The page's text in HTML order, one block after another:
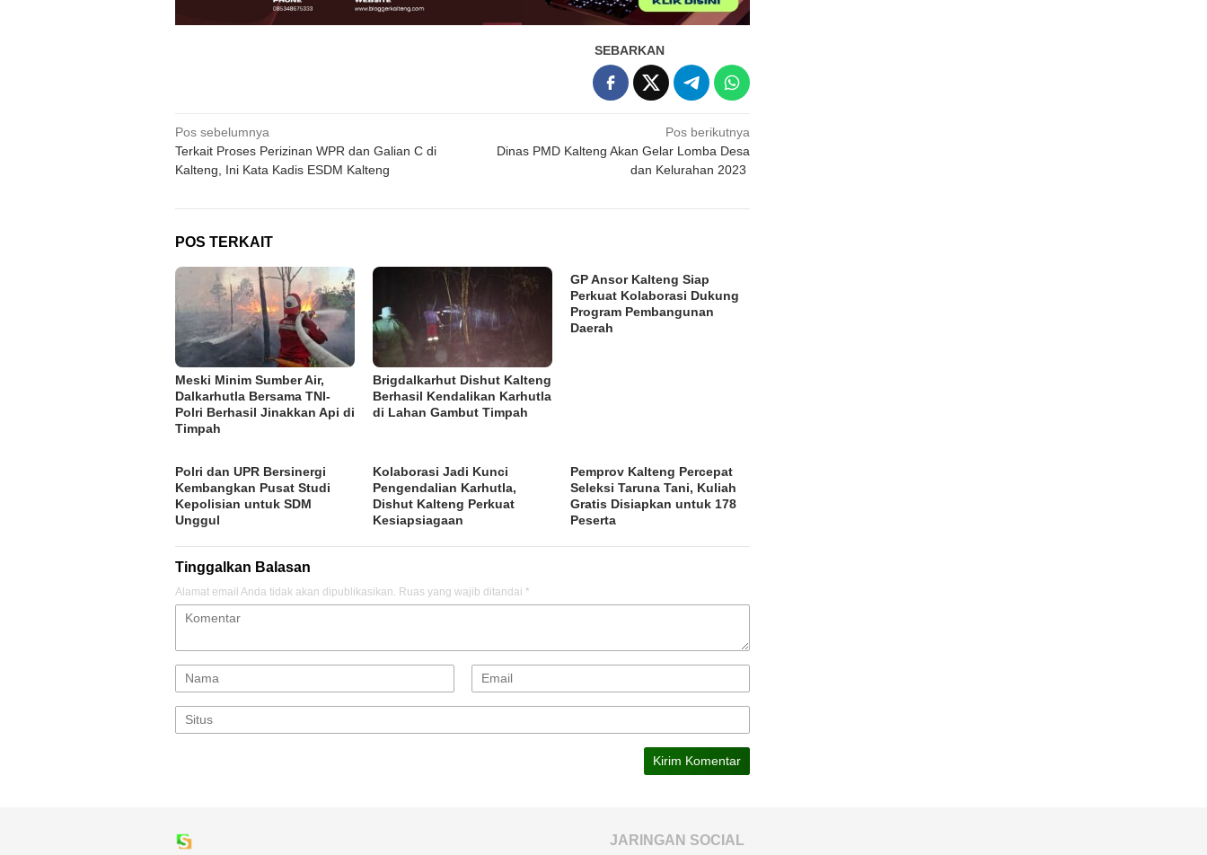
SEBARKAN
Navigasi
pos
Pos sebelumnya
Terkait Proses Perizinan WPR dan Galian C di
Kalteng, Ini Kata Kadis ESDM Kalteng
Pos berikutnya
Dinas PMD Kalteng Akan Gelar Lomba Desa
dan Kelurahan 2023
POS TERKAIT
Meski Minim Sumber Air,
Dalkarhutla Bersama TNI-
Polri Berhasil Jinakkan Api di
Timpah
Brigdalkarhut Dishut Kalteng
Berhasil Kendalikan Karhutla
di Lahan Gambut Timpah
GP Ansor Kalteng Siap
Perkuat Kolaborasi Dukung
Program Pembangunan
Daerah
Polri dan UPR Bersinergi
Kembangkan Pusat Studi
Kepolisian untuk SDM
Unggul
Kolaborasi Jadi Kunci
Pengendalian Karhutla,
Dishut Kalteng Perkuat
Kesiapsiagaan
Pemprov Kalteng Percepat
Seleksi Taruna Tani, Kuliah
Gratis Disiapkan untuk 178
Peserta
Tinggalkan Balasan
Alamat email Anda tidak akan dipublikasikan. Ruas yang wajib ditandai *
JARINGAN SOCIAL